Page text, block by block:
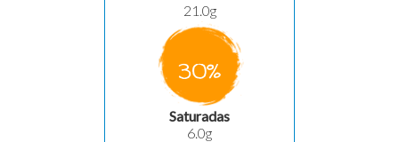
21.0g
30%
Saturadas
6.0g